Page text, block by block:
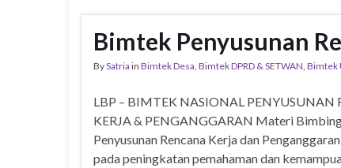
Bimtek Penyusunan
BySatria in Bimtek Desa Bimtek DPRD & SETWAN Bimtek
LBP – BIMTEK NASIONAL PENYUSUNAN
KERJA & PENGANGGARAN Materi
Penyusunan Rencana Kerja dan
pada peningkatan pemahaman dan